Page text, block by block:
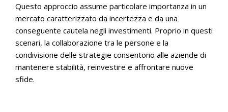
Questo approccio assume particolare importanza in un
mercato caratterizzato da incertezza e da una
conseguente cautela negli investimenti. Proprio in questi
scenari, la collaborazione tra le persone e la
condivisione delle strategie consentono alle aziende di
mantenere stabilità, reinvestire e affrontare nuove
sfide.